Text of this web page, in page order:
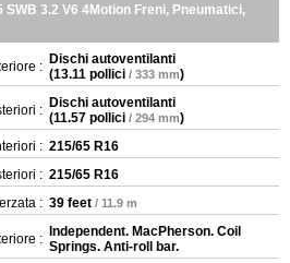
SWB 3.2 V6 4Motion Freni, Pneumatici,
: Dischi autoventilanti
(13.11 pollici / 333 mm)
: Dischi autoventilanti
(11.57 pollici / 294 mm)
: 215/65 R16
: 215/65 R16
: 39 feet / 11.9 m
:
Independent. MacPherson. Coil
Springs. Anti-roll bar.